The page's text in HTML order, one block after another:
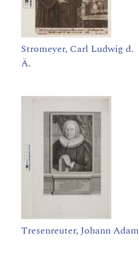
Stromeyer, Carl Ludwig d.
Ä.
Tresenreuter, Johann Adam